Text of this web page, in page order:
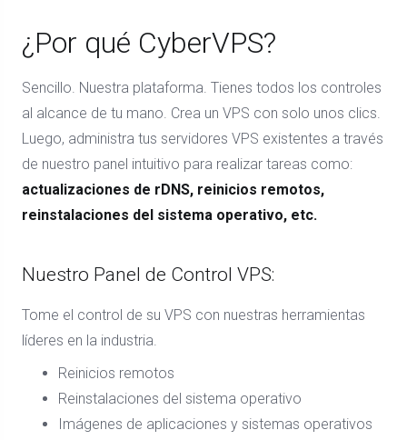
¿Por qué CyberVPS?
Sencillo. Nuestra plataforma. Tienes todos los controles
al alcance de tu mano. Crea un VPS con solo unos clics.
Luego, administra tus servidores VPS existentes a través
de nuestro panel intuitivo para realizar tareas como:
actualizaciones de rDNS, reinicios remotos,
reinstalaciones del sistema operativo, etc.
Nuestro Panel de Control VPS:
Tome el control de su VPS con nuestras herramientas
líderes en la industria.
Reinicios remotos
Reinstalaciones del sistema operativo
Imágenes de aplicaciones y sistemas operativos